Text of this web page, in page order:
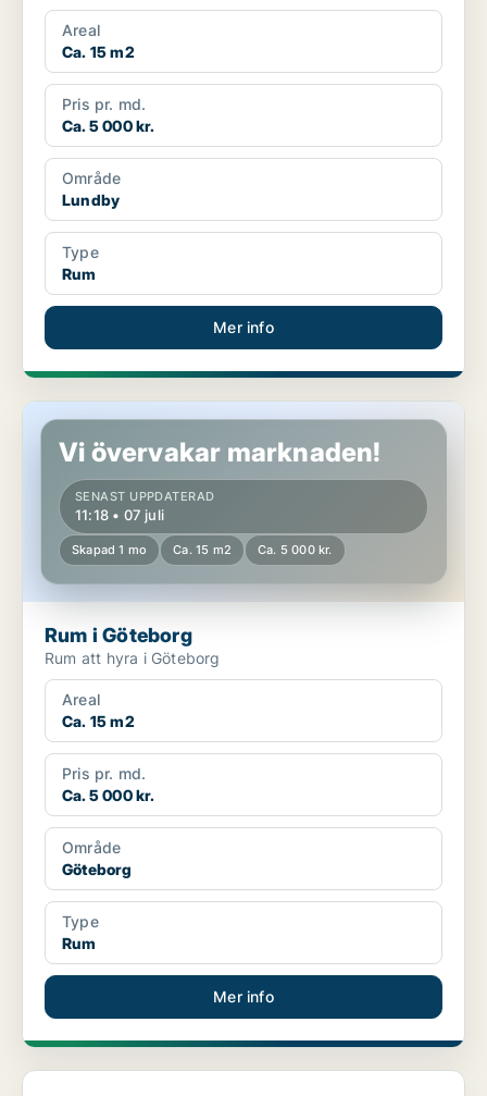
Areal
Ca. 15 m2
Pris pr. md.
Ca. 5 000 kr.
Område
Lundby
Type
Rum
Mer info
Rum i Göteborg
Vi övervakar marknaden!
SENAST UPPDATERAD
11:18 • 07 juli
Skapad 1 mo Ca. 15 m2 Ca. 5 000 kr.
Rum i Göteborg
Rum att hyra i Göteborg
Areal
Ca. 15 m2
Pris pr. md.
Ca. 5 000 kr.
Område
Göteborg
Type
Rum
Mer info
Rum i Lundby